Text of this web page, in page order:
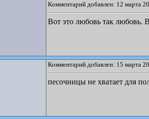
Комментарий добавлен: 12 марта
Вот это любовь так любовь.
Комментарий добавлен: 15 марта
песочницы не хватает для